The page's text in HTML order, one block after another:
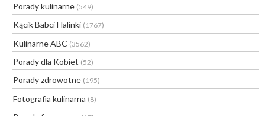
Porady kulinarne (549)
Kącik Babci Halinki (1767)
Kulinarne ABC (3562)
Porady dla Kobiet (52)
Porady zdrowotne (195)
Fotografia kulinarna (8)